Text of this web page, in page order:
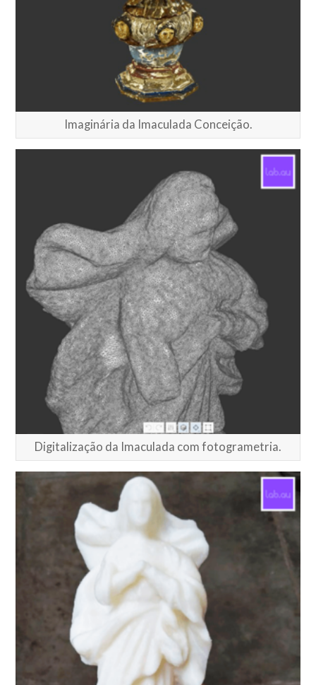
Imaginária da Imaculada Conceição.
Digitalização da Imaculada com fotogrametria.